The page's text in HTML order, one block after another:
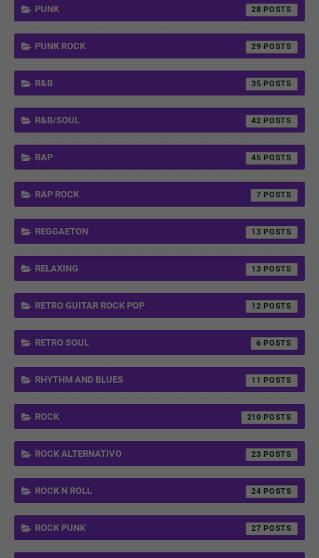
PUNK 28
PUNK ROCK 29
R&B 35
R&B/SOUL 42
RAP 45
RAP ROCK 7
REGGAETON 13
RELAXING 13
RETRO GUITAR ROCK POP 12
RETRO SOUL 6
RHYTHM AND BLUES 11
ROCK 210
ROCK ALTERNATIVO 23
ROCK N ROLL 24
ROCK PUNK 27